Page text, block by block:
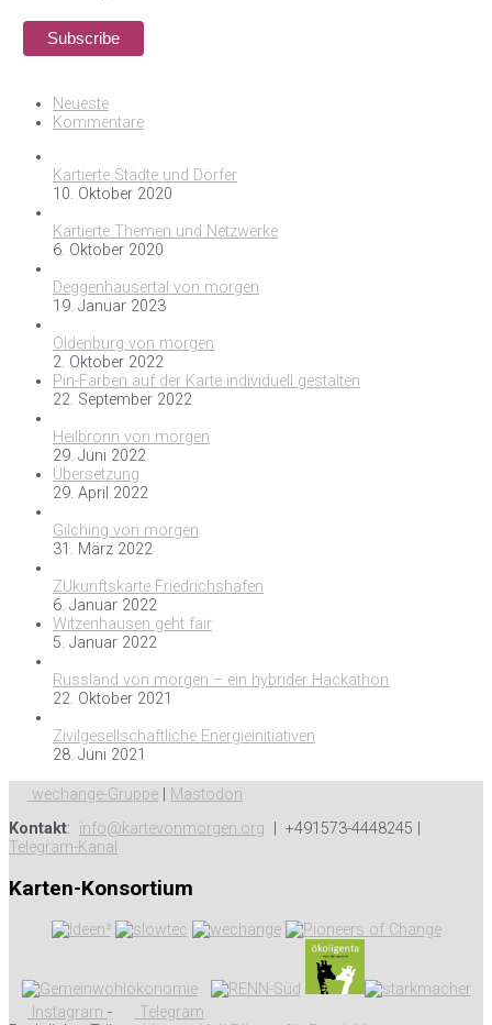
Neueste
Kommentare
Kartierte Städte und Dörfer
10. Oktober 2020
Kartierte Themen und Netzwerke
6. Oktober 2020
Deggenhausertal von morgen
19. Januar 2023
Oldenburg von morgen
2. Oktober 2022
Pin-Farben auf der Karte individuell gestalten
22. September 2022
Heilbronn von morgen
29. Juni 2022
Übersetzung
29. April 2022
Gilching von morgen
31. März 2022
ZUkunftskarte Friedrichshafen
6. Januar 2022
Witzenhausen geht fair
5. Januar 2022
Russland von morgen – ein hybrider Hackathon
22. Oktober 2021
Zivilgesellschaftliche Energieinitiativen
28. Juni 2021
wechange-Gruppe
Mastodon
Kontakt: info@kartevonmorgen.org | +491573-4448245 |
Telegram-Kanal
Karten-Konsortium
Instagram -
Telegram